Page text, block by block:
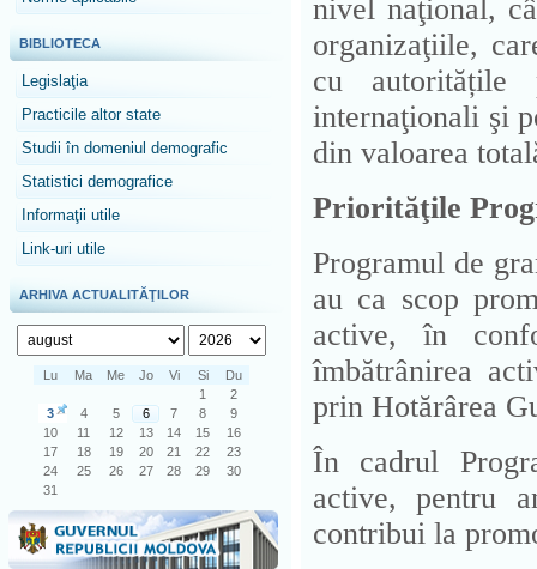
BIBLIOTECA
Legislaţia
Practicile altor state
Studii în domeniul demografic
Statistici demografice
Informaţii utile
Link-uri utile
ARHIVA ACTUALITĂŢILOR
Lu Ma Me Jo Vi Si
Du
1
2
3
4 5 6 7 8
9
10
11 12 13 14 15
16
17
18 19 20 21 22
23
24
25 26 27 28 29
30
31
nivel naţional,
organizaţiile,
cu autoritățile
internaţionali şi
din valoarea
Priorităţile
Programul de
au ca scop
active, în
îmbătrânirea
prin Hotărârea
În cadrul
active, pentru
contribui la